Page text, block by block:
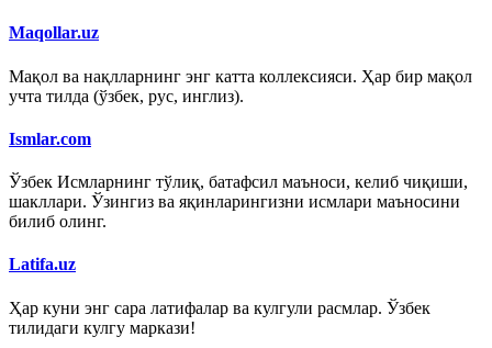
Maqollar.uz
Мақол ва нақлларнинг энг катта коллексияси. Ҳар бир мақол
учта тилда (ўзбек, рус, инглиз).
Ismlar.com
Ўзбек Исмларнинг тўлиқ, батафсил маъноси, келиб чиқиши,
шакллари. Ўзингиз ва яқинларингизни исмлари маъносини
билиб олинг.
Latifa.uz
Ҳар куни энг сара латифалар ва кулгули расмлар. Ўзбек
тилидаги кулгу маркази!